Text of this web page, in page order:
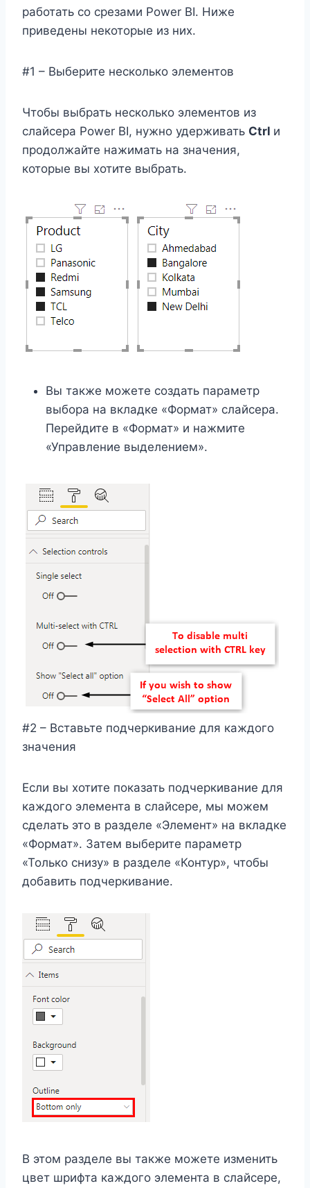
работать со срезами Power BI. Ниже
приведены некоторые из них.
#1 – Выберите несколько элементов
Чтобы выбрать несколько элементов из
слайсера Power BI, нужно удерживать Ctrl и
продолжайте нажимать на значения,
которые вы хотите выбрать.
Вы также можете создать параметр
выбора на вкладке «Формат» слайсера.
Перейдите в «Формат» и нажмите
«Управление выделением».
#2 – Вставьте подчеркивание для каждого
значения
Если вы хотите показать подчеркивание для
каждого элемента в слайсере, мы можем
сделать это в разделе «Элемент» на вкладке
«Формат». Затем выберите параметр
«Только снизу» в разделе «Контур», чтобы
добавить подчеркивание.
В этом разделе вы также можете изменить
цвет шрифта каждого элемента в слайсере,